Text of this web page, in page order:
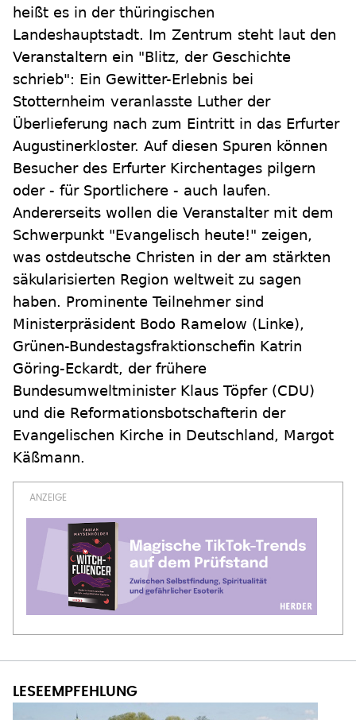
heißt es in der thüringischen
Landeshauptstadt. Im Zentrum steht laut den
Veranstaltern ein "Blitz, der Geschichte
schrieb": Ein Gewitter-Erlebnis bei
Stotternheim veranlasste Luther der
Überlieferung nach zum Eintritt in das Erfurter
Augustinerkloster. Auf diesen Spuren können
Besucher des Erfurter Kirchentages pilgern
oder - für Sportlichere - auch laufen.
Andererseits wollen die Veranstalter mit dem
Schwerpunkt "Evangelisch heute!" zeigen,
was ostdeutsche Christen in der am stärkten
säkularisierten Region weltweit zu sagen
haben. Prominente Teilnehmer sind
Ministerpräsident Bodo Ramelow (Linke),
Grünen-Bundestagsfraktionschefin Katrin
Göring-Eckardt, der frühere
Bundesumweltminister Klaus Töpfer (CDU)
und die Reformationsbotschafterin der
Evangelischen Kirche in Deutschland, Margot
Käßmann.